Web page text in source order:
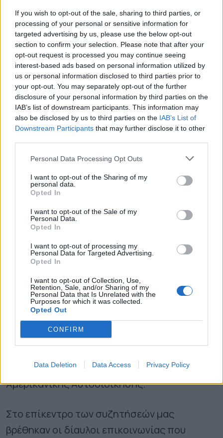
If you wish to opt-out of the sale, sharing to third parties, or
processing of your personal or sensitive information for
targeted advertising by us, please use the below opt-out
section to confirm your selection. Please note that after your
opt-out request is processed you may continue seeing
interest-based ads based on personal information utilized by
us or personal information disclosed to third parties prior to
your opt-out. You may separately opt-out of the further
disclosure of your personal information by third parties on the
IAB’s list of downstream participants. This information may
also be disclosed by us to third parties on the IAB’s List of
Downstream Participants that may further disclose it to other
Personal Data Processing Opt Outs
I want to opt-out of the Sharing of my
personal data.
Opted In
I want to opt-out of the Sale of my
Personal Data.
Opted In
I want to opt-out of processing my
Personal Data for Targeted Advertising.
Opted In
I want to opt-out of Collection, Use,
Retention, Sale, and/or Sharing of my
Personal Data that Is Unrelated with the
Purposes for which it was collected.
Opted Out
CONFIRM
Data Deletion Data Access Privacy Policy
Όλοι οι Έλληνες που παραβρεθήκαμε εδώ
και ακούσαμε την ομιλία του Αμερικανού
Προέδρου είχαμε την ευκαιρία να
διαπιστώσουμε τα ισχυρά φιλελληνικά του
αισθήματα.
Οι σχέσεις των δύο λαών Αμερικανών και
Ελλήνων, έχουν διαχρονικά ισχυρούς
θεμελιωθεί σε δυνατές βάσεις οι οποίες
είναι ακλόνητες και έχουν δομηθεί σε κοινές
αξίες.
Η χώρα μας πρέπει να επενδύσει προς αυτή
την κατεύθυνση για την περαιτέρω
ενδυνάμωση και συνεργασία των δύο χωρών.
Στο πλαίσιο της επίσκεψής μου στην
Ουάσιγκτον είχα την ευκαιρία να συναντηθώ
με επιφανείς προσωπικότητες της
οικονομικής και κοινωνικής ζωής της
σημαντικούς εκπροσώπους της
Αμερικανικής Αυτοδιοίκησης.
Στο επίκεντρο των συζητήσεών μας
βρέθηκαν οι δίαυλοι επικοινωνίας που